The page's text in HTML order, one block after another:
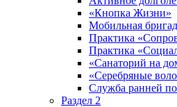
«Кнопка Жизни»
Мобильная
Практика
Практика
«Санаторий на
«Серебряные
Служба ранней
Раздел 2